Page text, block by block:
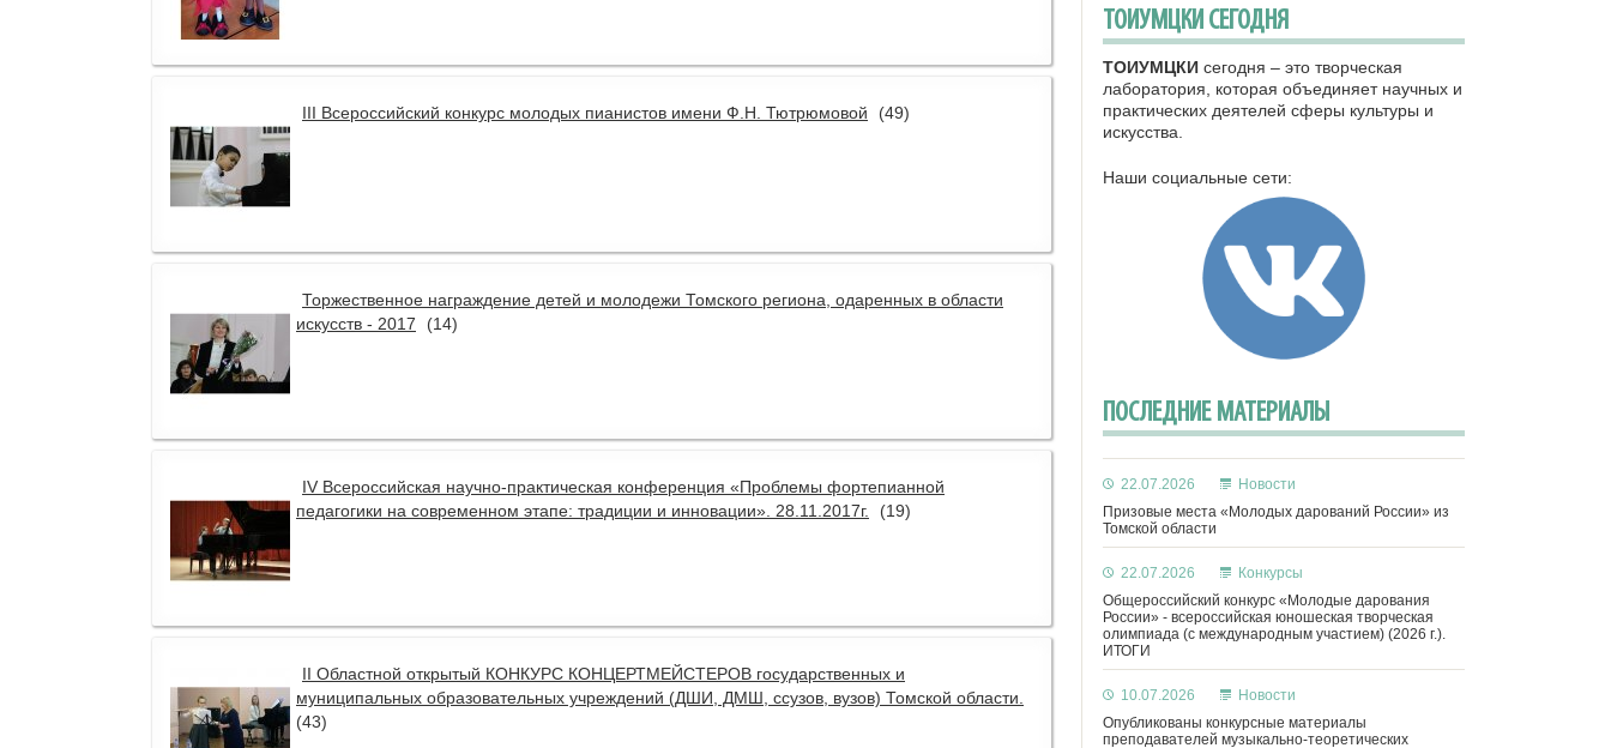
III Всероссийский конкурс молодых пианистов имени Ф.Н. Тютрюмовой (49)
Торжественное награждение детей и молодежи Томского региона, одаренных в области
искусств - 2017
(14)
IV Всероссийская научно-практическая конференция «Проблемы фортепианной
педагогики на современном этапе: традиции и инновации». 28.11.2017г.
(19)
II Областной открытый КОНКУРС КОНЦЕРТМЕЙСТЕРОВ государственных и
муниципальных образовательных учреждений (ДШИ, ДМШ, ссузов, вузов) Томской области.
(43)
ТОИУМЦКИ СЕГОДНЯ
ТОИУМЦКИ сегодня – это творческая
лаборатория, которая объединяет научных и
практических деятелей сферы культуры и
искусства.
Наши социальные сети:
ПОСЛЕДНИЕ МАТЕРИАЛЫ
22.07.2026
Новости
Призовые места «Молодых дарований России» из
Томской области
22.07.2026
Конкурсы
Общероссийский конкурс «Молодые дарования
России» - всероссийская юношеская творческая
олимпиада (с международным участием) (2026 г.).
ИТОГИ
10.07.2026
Новости
Опубликованы конкурсные материалы
преподавателей музыкально-теоретических